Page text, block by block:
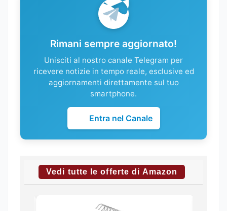
Rimani sempre aggiornato!
Unisciti al nostro canale Telegram per
ricevere notizie in tempo reale, esclusive ed
aggiornamenti direttamente sul tuo
smartphone.
Entra nel Canale